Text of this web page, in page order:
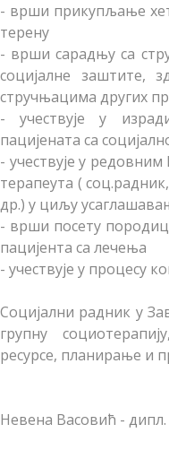
- врши прикупљање
терену
- врши сарадњу са
социјалне заштите,
стручњацима других
- учествује у
пацијената са
- учествује у
терапеута (
др.) у циљу
- врши посету
пацијента са лечења
- учествује у процесу
Социјални радник у
групну
ресурсе, планирање и
Невена Васовић - дипл.